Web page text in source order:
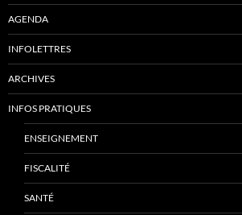
AGENDA
INFOLETTRES
ARCHIVES
INFOS PRATIQUES
ENSEIGNEMENT
FISCALITÉ
SANTÉ